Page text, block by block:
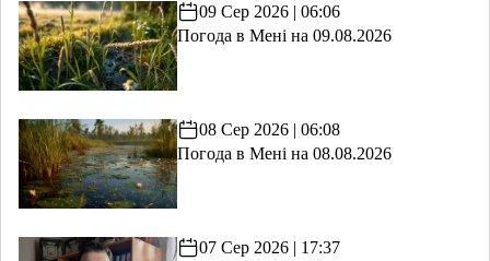
09 Сер 2026 | 06:06
Погода в Мені на 09.08.2026
08 Сер 2026 | 06:08
Погода в Мені на 08.08.2026
07 Сер 2026 | 17:37